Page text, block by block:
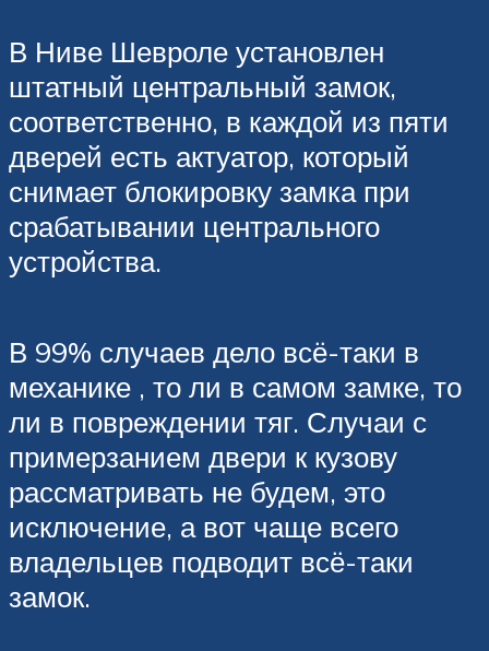
В Ниве Шевроле установлен
штатный центральный замок,
соответственно, в каждой из пяти
дверей есть актуатор, который
снимает блокировку замка при
срабатывании центрального
устройства.
В 99% случаев дело всё-таки в
механике , то ли в самом замке, то
ли в повреждении тяг. Случаи с
примерзанием двери к кузову
рассматривать не будем, это
исключение, а вот чаще всего
владельцев подводит всё-таки
замок.